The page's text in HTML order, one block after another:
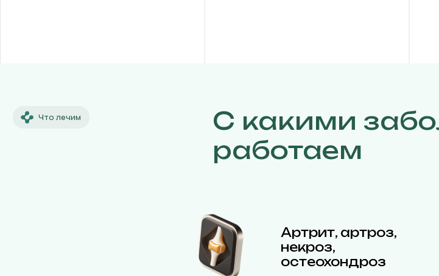
Что лечим
С какими
работаем
Артрит, артроз,
некроз,
остеохондроз